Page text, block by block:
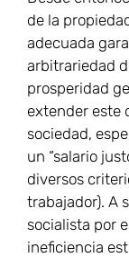
de la
adecuada
arbitrariedad
prosperidad
extender este
sociedad,
un “salario
diversos
trabajador). A
socialista por
ineficiencia